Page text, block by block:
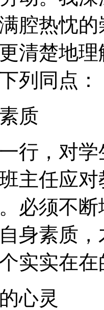
腔热忱
清楚地
列同点：
质
行，对
主任应
必须不
身素质
实实在
心灵